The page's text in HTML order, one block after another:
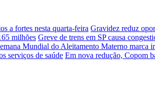
a fortes nesta quarta-feira Gravidez reduz
milhões Greve de trens em SP causa
Mundial do Aleitamento Materno marca
serviços de saúde Em nova redução, Copom